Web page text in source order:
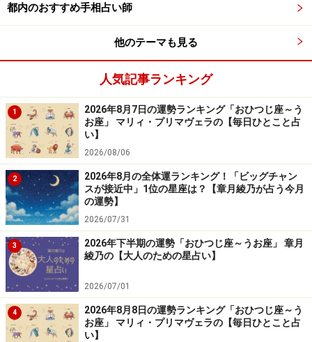
7位：いて座／射手座（11月23日～12月21
日生まれ）
グループ行動に救いあり。無理難題も楽々とクリア可
能。
＞今週の運勢！ 章月綾乃の【大人のための星占い】
都内のおすすめ手相占い師
他のテーマも見る
人気記事ランキング
1
2026年8月7日の運勢ランキング「おひつじ座～う
お座」 マリィ・プリマヴェラの【毎日ひとこと占
い】
2026/08/06
2
2026年8月の全体運ランキング！「ビッグチャン
スが接近中」1位の星座は？【章月綾乃が占う今月
の運勢】
2026/07/31
3
2026年下半期の運勢「おひつじ座～うお座」 章月
綾乃の【大人のための星占い】
2026/07/01
4
2026年8月8日の運勢ランキング「おひつじ座～う
お座」 マリィ・プリマヴェラの【毎日ひとこと占
い】